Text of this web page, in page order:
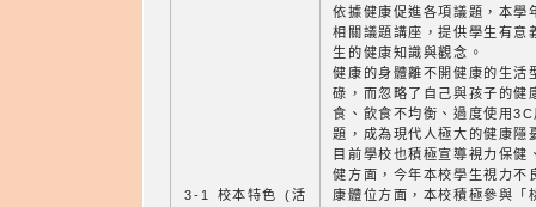
3-1 校本特色 (活
依據健康促進各項議題，本學
相關議題講座，提供學生有意
生的健康知識與觀念。
健康的身體離不開健康的生活
碌，而忽略了自己與孩子的健
食、飲食不均衡、過度使用
題，成為現代人極大的健康隱
目前學校也積極宣導視力保
健方面，今年本校學生視力
康體位方面，本校積極參與